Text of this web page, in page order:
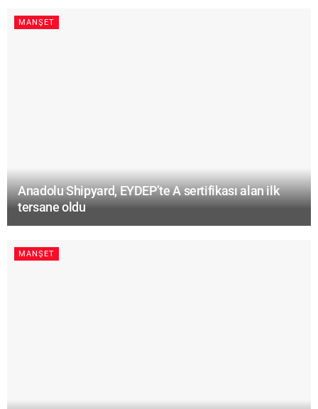
MANŞET
Anadolu Shipyard, EYDEP’te A sertifikası alan ilk
tersane oldu
MANŞET